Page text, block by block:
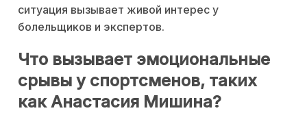
ситуация вызывает живой интерес у
болельщиков и экспертов.
Что вызывает эмоциональные
срывы у спортсменов, таких
как Анастасия Мишина?